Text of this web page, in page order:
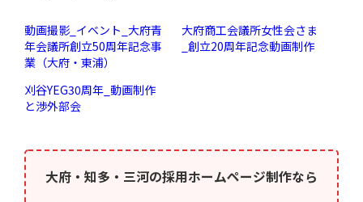
動画撮影_イベント_大府青
年会議所創立50周年記念事
業（大府・東浦）
大府商工会議所女性会さま
_創立20周年記念動画制作
刈谷YEG30周年_動画制作
と渉外部会
大府・知多・三河の採用ホームページ制作なら